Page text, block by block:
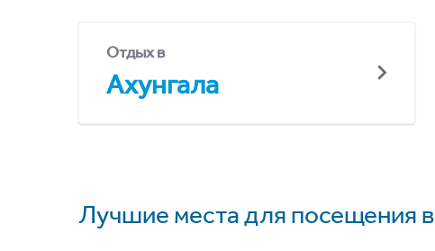
Отдых в
Ахунгала
Лучшие места для посещения в